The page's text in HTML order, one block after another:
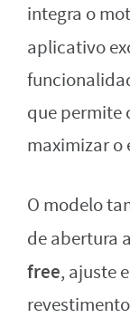
integra o
aplicativo
que permite
maximizar o
O modelo
de abertura
free, ajuste